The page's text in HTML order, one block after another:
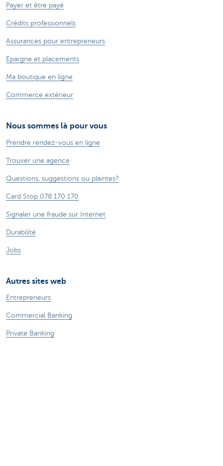
Payer et être payé
Crédits professionnels
Assurances pour entrepreneurs
Epargne et placements
Ma boutique en ligne
Commerce extérieur
Nous sommes là pour vous
Prendre rendez-vous en ligne
Trouver une agence
Questions, suggestions ou plaintes?
Card Stop 078 170 170
Signaler une fraude sur Internet
Durabilité
Jobs
Autres sites web
Entrepreneurs
Commercial Banking
Private Banking